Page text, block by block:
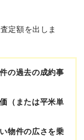
定額を出しま
の過去の成約事
（または平米単
物件の広さを乗